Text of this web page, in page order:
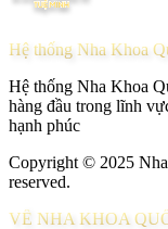
Hệ thống Nha Khoa
Hệ thống Nha Khoa
hàng đầu trong lĩnh
hạnh phúc
Copyright © 2025
reserved.
VỀ NHA KHOA